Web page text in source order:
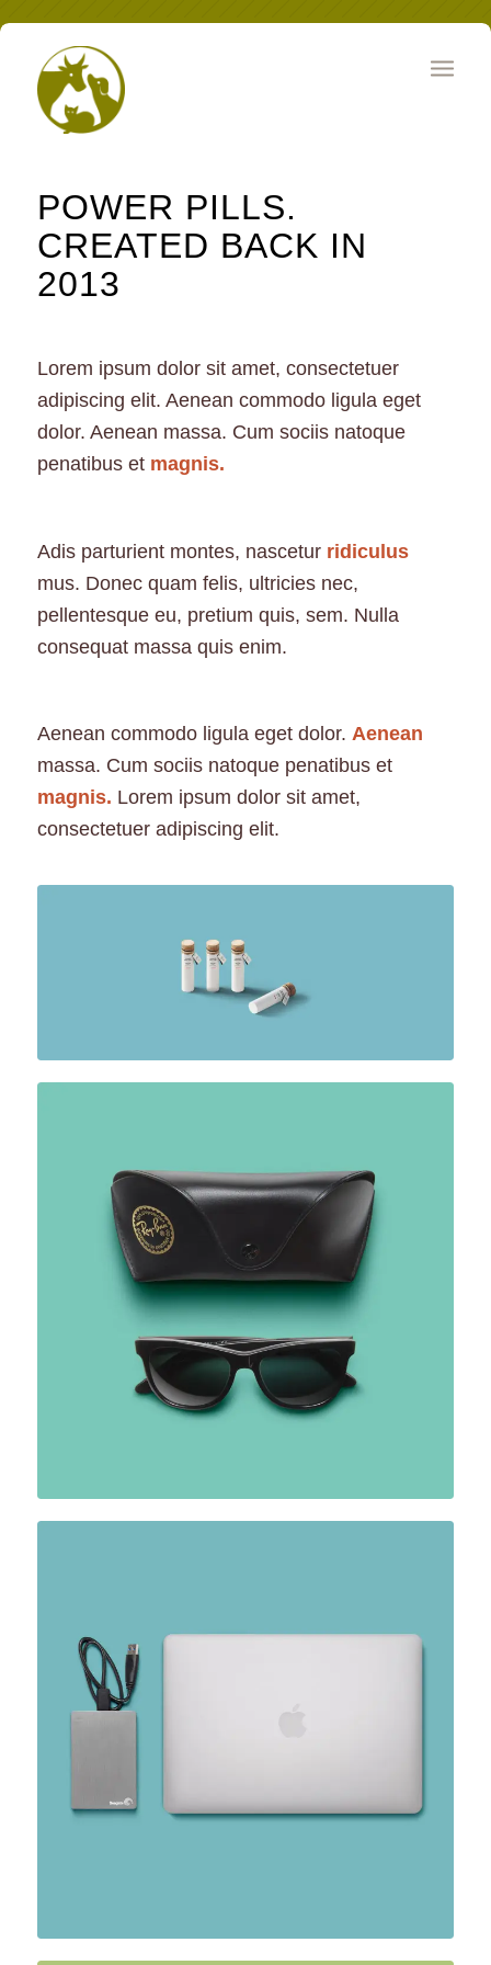
POWER PILLS.
CREATED BACK IN
2013
Lorem ipsum dolor sit amet, consectetuer
adipiscing elit. Aenean commodo ligula eget
dolor. Aenean massa. Cum sociis natoque
penatibus et magnis.
Adis parturient montes, nascetur ridiculus
mus. Donec quam felis, ultricies nec,
pellentesque eu, pretium quis, sem. Nulla
consequat massa quis enim.
Aenean commodo ligula eget dolor. Aenean
massa. Cum sociis natoque penatibus et
magnis. Lorem ipsum dolor sit amet,
consectetuer adipiscing elit.